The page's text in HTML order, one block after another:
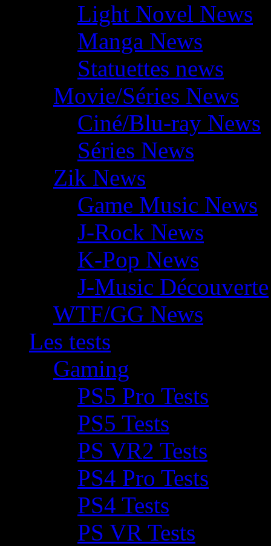
Light Novel News
Manga News
Statuettes news
Movie/Séries News
Ciné/Blu-ray News
Séries News
Zik News
Game Music News
J-Rock News
K-Pop News
J-Music Découverte
WTF/GG News
Les tests
Gaming
PS5 Pro Tests
PS5 Tests
PS VR2 Tests
PS4 Pro Tests
PS4 Tests
PS VR Tests